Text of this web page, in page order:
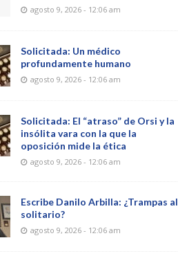
agosto 9, 2026 - 12:06 am
Solicitada: Un médico
profundamente humano
agosto 9, 2026 - 12:06 am
Solicitada: El “atraso” de Orsi y la
insólita vara con la que la
oposición mide la ética
agosto 9, 2026 - 12:06 am
Escribe Danilo Arbilla: ¿Trampas al
solitario?
agosto 9, 2026 - 12:06 am